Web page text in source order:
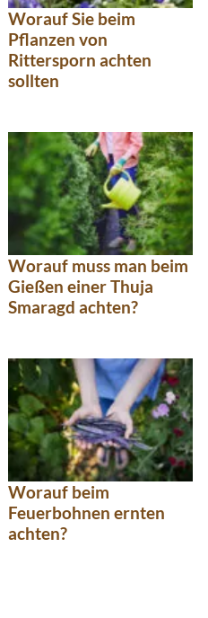
Worauf Sie beim
Pflanzen von
Rittersporn achten
sollten
Worauf muss man beim
Gießen einer Thuja
Smaragd achten?
Worauf beim
Feuerbohnen ernten
achten?